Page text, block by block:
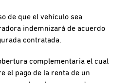
de que el vehículo sea
indemnizará de acuerdo
contratada.
complementaria el cual
el pago de la renta de un